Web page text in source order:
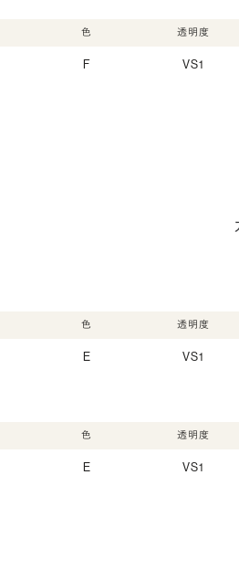
色
F
透明度
VS1
色
E
透明度
VS1
色
E
透明度
VS1